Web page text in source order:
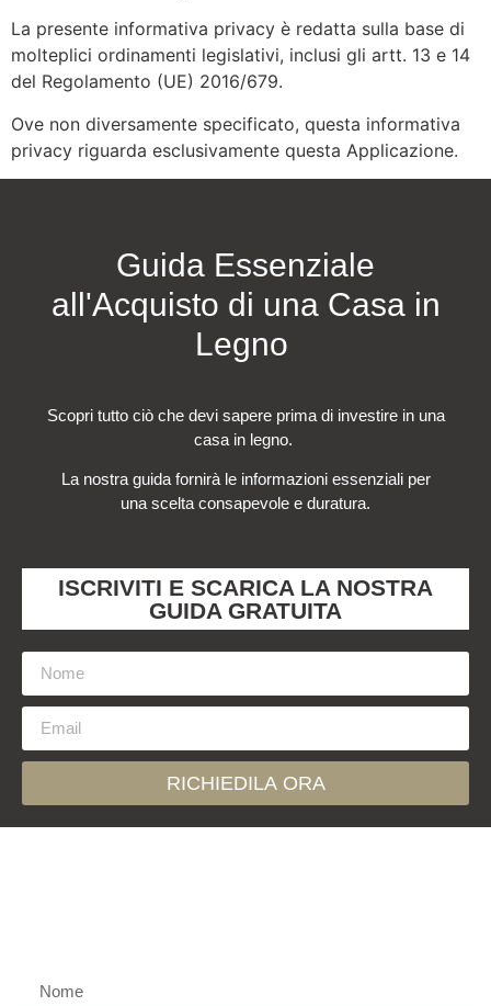
La presente informativa privacy è redatta sulla base di
molteplici ordinamenti legislativi, inclusi gli artt. 13 e 14
del Regolamento (UE) 2016/679.
Ove non diversamente specificato, questa informativa
privacy riguarda esclusivamente questa Applicazione.
Guida Essenziale
all'Acquisto di una Casa in
Legno
Scopri tutto ciò che devi sapere prima di investire in una
casa in legno.
La nostra guida fornirà le informazioni essenziali per
una scelta consapevole e duratura.
ISCRIVITI E SCARICA LA NOSTRA
GUIDA GRATUITA
RICHIEDILA ORA